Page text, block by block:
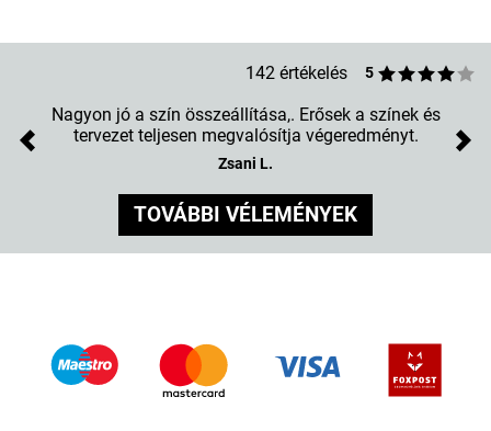
142 értékelés 5
Nagyon jó a szín összeállítása,. Erősek a színek és
tervezet teljesen megvalósítja végeredményt.
Zsani L.
Previous
TOVÁBBI VÉLEMÉNYEK